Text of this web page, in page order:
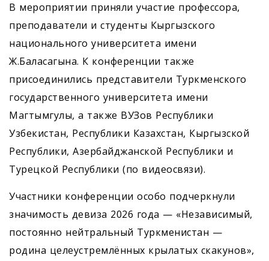
В мероприятии приняли участие профессора,
преподаватели и студенты Кыргызского
национального университета имени
Ж.Баласагына. К конференции также
присоединились представители Туркменского
государственного университета имени
Магтымгулы, а также ВУЗов Республики
Узбекистан, Республики Казахстан, Кыргызской
Республики, Азербайджанской Республики и
Турецкой Республики (по видеосвязи).
Участники конференции особо подчеркнули
значимость девиза 2026 года — «Независимый,
постоянно нейтральный Туркменистан —
родина целеустремлённых крылатых скакунов»,